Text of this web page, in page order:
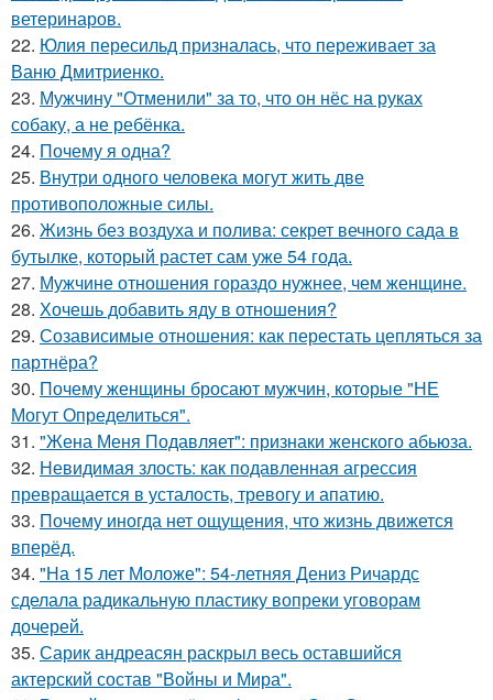
ветеринаров.
22. Юлия пересильд призналась, что переживает за
Ваню Дмитриенко.
23. Мужчину "Отменили" за то, что он нёс на руках
собаку, а не ребёнка.
24. Почему я одна?
25. Внутри одного человека могут жить две
противоположные силы.
26. Жизнь без воздуха и полива: секрет вечного сада в
бутылке, который растет сам уже 54 года.
27. Мужчине отношения гораздо нужнее, чем женщине.
28. Хочешь добавить яду в отношения?
29. Созависимые отношения: как перестать цепляться за
партнёра?
30. Почему женщины бросают мужчин, которые "НЕ
Могут Определиться".
31. "Жена Меня Подавляет": признаки женского абьюза.
32. Невидимая злость: как подавленная агрессия
превращается в усталость, тревогу и апатию.
33. Почему иногда нет ощущения, что жизнь движется
вперёд.
34. "На 15 лет Моложе": 54-летняя Дениз Ричардс
сделала радикальную пластику вопреки уговорам
дочерей.
35. Сарик андреасян раскрыл весь оставшийся
актерский состав "Войны и Мира".